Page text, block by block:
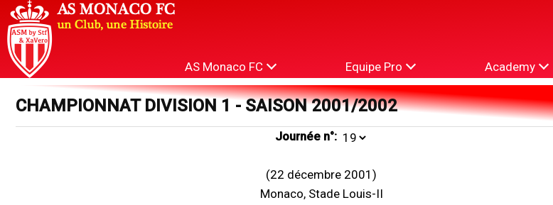
AS Monaco FC Equipe Pro Academy
CHAMPIONNAT DIVISION 1 - SAISON 2001/2002
Journée n°:
(22 décembre 2001)
Monaco, Stade Louis-II